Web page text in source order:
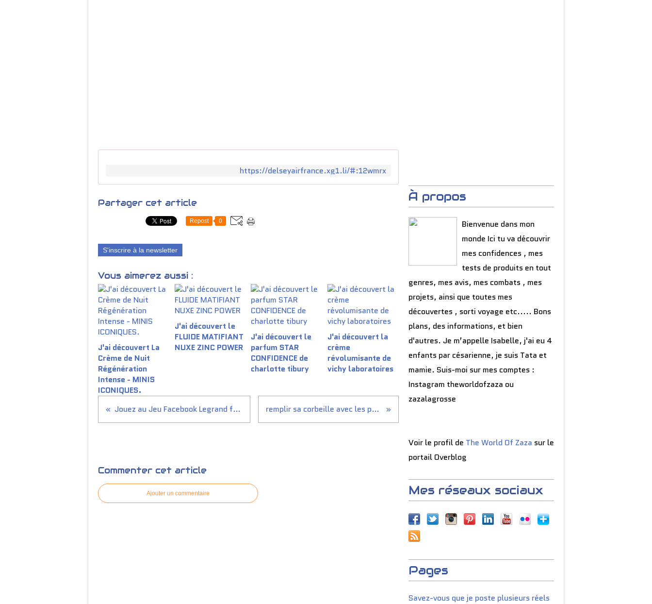
https://delseyairfrance.xg1.li/#:12wmrx
Partager cet article
Repost 0
S'inscrire à la newsletter
Vous aimerez aussi :
J'ai découvert La
Crème de Nuit
Régénération
Intense - MINIS
ICONIQUES.
J'ai découvert le
FLUIDE MATIFIANT
NUXE ZINC POWER
J'ai découvert le
parfum STAR
CONFIDENCE de
charlotte tibury
J'ai découvert la
crème
révolumisante de
vichy laboratoires
Jouez au Jeu Facebook Legrand fête Halloween !... remplir sa corbeille avec les petits monstres...
Commenter cet article
Ajouter un commentaire
À propos
Bienvenue dans mon
monde Ici tu va découvrir
mes confidences , mes
tests de produits en tout
genres, mes avis, mes combats , mes
projets, ainsi que toutes mes
découvertes , sorti voyage etc..... Bons
plans, des informations, et bien
d'autres. Je m’appelle Isabelle, j'ai eu 4
enfants par césarienne, je suis Tata et
mamie. Suis-moi sur mes comptes :
Instagram theworldofzaza ou
zazalagrosse
Voir le profil de The World Of Zaza sur le
portail Overblog
Mes réseaux sociaux
Pages
Savez-vous que je poste plusieurs réels